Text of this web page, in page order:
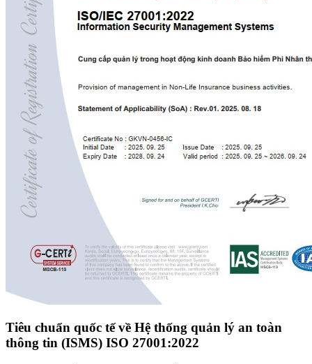
Tiêu chuẩn quốc tế về Hệ thống quản lý an toàn
thông tin (ISMS) ISO 27001:2022